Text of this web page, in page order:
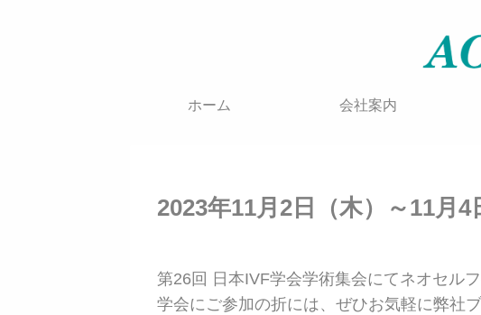
ホーム 会社案内
2023年11月2日（木）～11月
第26回 日本IVF学会学術集会にてネオセル
学会にご参加の折には、ぜひお気軽に弊社